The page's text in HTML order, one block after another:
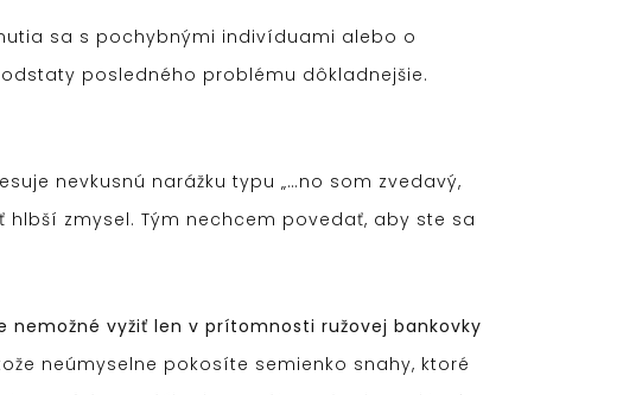
sa s pochybnými indivíduami alebo o
posledného problému dôkladnejšie.
nevkusnú narážku typu „…no som zvedavý,
zmysel. Tým nechcem povedať, aby ste sa
vyžiť len v prítomnosti ružovej bankovky
neúmyselne pokosíte semienko snahy, ktoré